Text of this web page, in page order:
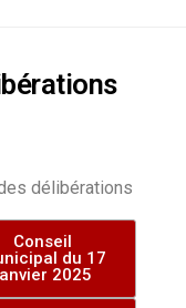
délibérations
Conseil
du 17
2025